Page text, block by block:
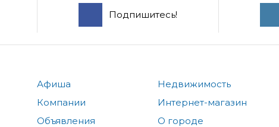
Подпишитесь!
Афиша
Компании
Объявления
Недвижимость
Интернет-магазин
О городе